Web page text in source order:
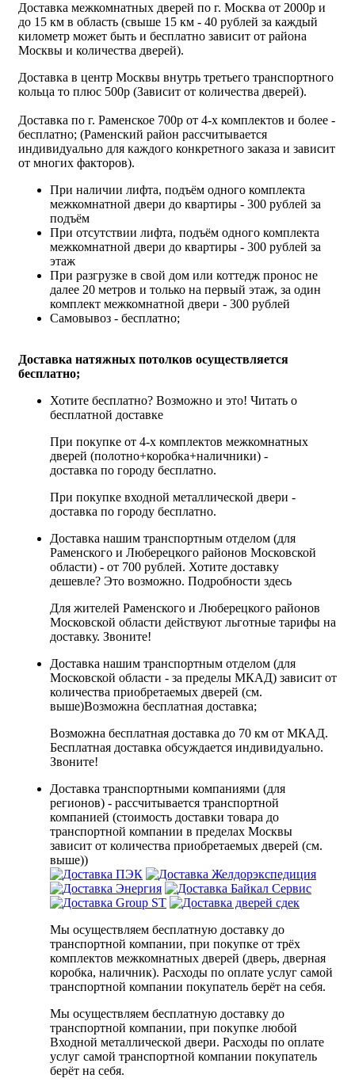
Доставка межкомнатных дверей по г. Москва от 2000р и
до 15 км в область (свыше 15 км - 40 рублей за каждый
километр может быть и бесплатно зависит от района
Москвы и количества дверей).
Доставка в центр Москвы внутрь третьего транспортного
кольца то плюс 500р (Зависит от количества дверей).
Доставка по г. Раменское 700р от 4-х комплектов и более -
бесплатно; (Раменский район рассчитывается
индивидуально для каждого конкретного заказа и зависит
от многих факторов).
При наличии лифта, подъём одного комплекта
межкомнатной двери до квартиры - 300 рублей за
подъём
При отсутствии лифта, подъём одного комплекта
межкомнатной двери до квартиры - 300 рублей за
этаж
При разгрузке в свой дом или коттедж пронос не
далее 20 метров и только на первый этаж, за один
комплект межкомнатной двери - 300 рублей
Самовывоз - бесплатно;
Доставка натяжных потолков осуществляется
бесплатно;
Хотите бесплатно? Возможно и это! Читать о
бесплатной доставке
При покупке от 4-х комплектов межкомнатных
дверей (полотно+коробка+наличники) -
доставка по городу бесплатно.
При покупке входной металлической двери -
доставка по городу бесплатно.
Доставка нашим транспортным отделом (для
Раменского и Люберецкого районов Московской
области) - от 700 рублей. Хотите доставку
дешевле? Это возможно. Подробности здесь
Для жителей Раменского и Люберецкого районов
Московской области действуют льготные тарифы на
доставку. Звоните!
Доставка нашим транспортным отделом (для
Московской области - за пределы МКАД) зависит от
количества приобретаемых дверей (см.
выше)Возможна бесплатная доставка;
Возможна бесплатная доставка до 70 км от МКАД.
Бесплатная доставка обсуждается индивидуально.
Звоните!
Доставка транспортными компаниями (для
регионов) - рассчитывается транспортной
компанией (стоимость доставки товара до
транспортной компании в пределах Москвы
зависит от количества приобретаемых дверей (см.
выше))
Мы осуществляем бесплатную доставку до
транспортной компании, при покупке от трёх
комплектов межкомнатных дверей (дверь, дверная
коробка, наличник). Расходы по оплате услуг самой
транспортной компании покупатель берёт на себя.
Мы осуществляем бесплатную доставку до
транспортной компании, при покупке любой
Входной металлической двери. Расходы по оплате
услуг самой транспортной компании покупатель
берёт на себя.